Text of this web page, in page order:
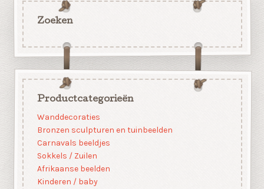
Zoeken
Productcategorieën
Wanddecoraties
Bronzen sculpturen en tuinbeelden
Carnavals beeldjes
Sokkels / Zuilen
Afrikaanse beelden
Kinderen / baby